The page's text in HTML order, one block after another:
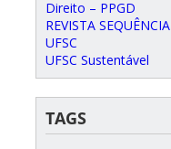
Direito – PPGD
REVISTA SEQUÊNCIA
UFSC
UFSC Sustentável
TAGS